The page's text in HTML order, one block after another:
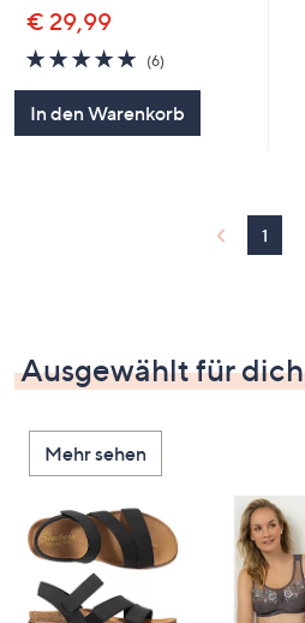
€ 29,99
4.8
von
(6)6
In den Warenkorb
1
Ausgewählt für dich
Mehr sehen